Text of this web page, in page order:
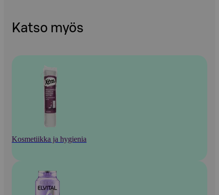
Katso myös
Kosmetiikka ja hygienia